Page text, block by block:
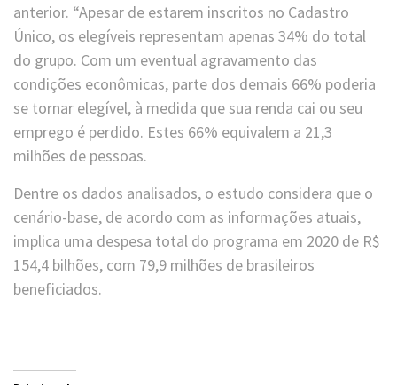
anterior. “Apesar de estarem inscritos no Cadastro
Único, os elegíveis representam apenas 34% do total
do grupo. Com um eventual agravamento das
condições econômicas, parte dos demais 66% poderia
se tornar elegível, à medida que sua renda cai ou seu
emprego é perdido. Estes 66% equivalem a 21,3
milhões de pessoas.
Dentre os dados analisados, o estudo considera que o
cenário-base, de acordo com as informações atuais,
implica uma despesa total do programa em 2020 de R$
154,4 bilhões, com 79,9 milhões de brasileiros
beneficiados.